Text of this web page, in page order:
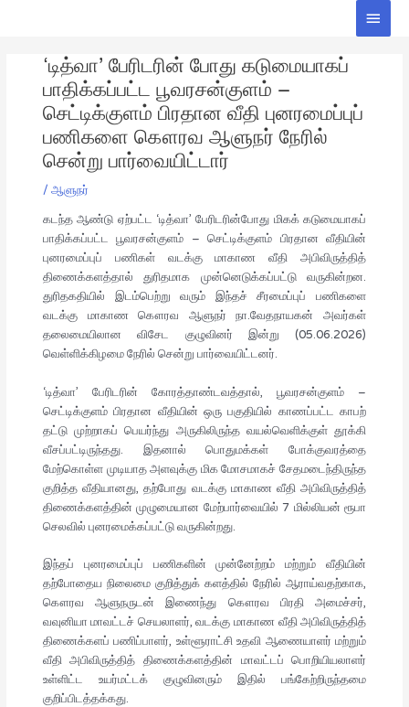
Main
‘டித்வா’ பேரிடரின் போது கடுமையாகப்
பாதிக்கப்பட்ட பூவரசன்குளம் –
செட்டிக்குளம் பிரதான வீதி புனரமைப்புப்
பணிகளை கௌரவ ஆளுநர் நேரில்
சென்று பார்வையிட்டார்
/ ஆளுநர்
கடந்த ஆண்டு ஏற்பட்ட ‘டித்வா’ பேரிடரின்போது மிகக் கடுமையாகப்
பாதிக்கப்பட்ட பூவரசன்குளம் – செட்டிக்குளம் பிரதான வீதியின்
புனரமைப்புப் பணிகள் வடக்கு மாகாண வீதி அபிவிருத்தித்
திணைக்களத்தால் துரிதமாக முன்னெடுக்கப்பட்டு வருகின்றன.
துரிதகதியில் இடம்பெற்று வரும் இந்தச் சீரமைப்புப் பணிகளை
வடக்கு மாகாண கௌரவ ஆளுநர் நா.வேதநாயகன் அவர்கள்
தலைமையிலான விசேட குழுவினர் இன்று (05.06.2026)
வெள்ளிக்கிழமை நேரில் சென்று பார்வையிட்டனர்.
‘டித்வா’ பேரிடரின் கோரத்தாண்டவத்தால், பூவரசன்குளம் –
செட்டிக்குளம் பிரதான வீதியின் ஒரு பகுதியில் காணப்பட்ட காபற்
தட்டு முற்றாகப் பெயர்ந்து அருகிலிருந்த வயல்வெளிக்குள் தூக்கி
வீசப்பட்டிருந்தது. இதனால் பொதுமக்கள் போக்குவரத்தை
மேற்கொள்ள முடியாத அளவுக்கு மிக மோசமாகச் சேதமடைந்திருந்த
குறித்த வீதியானது, தற்போது வடக்கு மாகாண வீதி அபிவிருத்தித்
திணைக்களத்தின் முழுமையான மேற்பார்வையில் 7 மில்லியன் ரூபா
செலவில் புனரமைக்கப்பட்டு வருகின்றது.
இந்தப் புனரமைப்புப் பணிகளின் முன்னேற்றம் மற்றும் வீதியின்
தற்போதைய நிலைமை குறித்துக் களத்தில் நேரில் ஆராய்வதற்காக,
கௌரவ ஆளுநருடன் இணைந்து கௌரவ பிரதி அமைச்சர்,
வவுனியா மாவட்டச் செயலாளர், வடக்கு மாகாண வீதி அபிவிருத்தித்
திணைக்களப் பணிப்பாளர், உள்ளூராட்சி உதவி ஆணையாளர் மற்றும்
வீதி அபிவிருத்தித் திணைக்களத்தின் மாவட்டப் பொறியியலாளர்
உள்ளிட்ட உயர்மட்டக் குழுவினரும் இதில் பங்கேற்றிருந்தமை
குறிப்பிடத்தக்கது.
navigation